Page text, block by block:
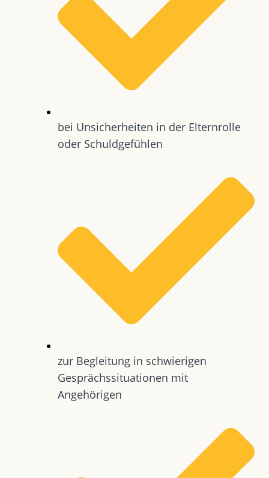
bei Unsicherheiten in der Elternrolle
oder Schuldgefühlen
zur Begleitung in schwierigen
Gesprächssituationen mit
Angehörigen